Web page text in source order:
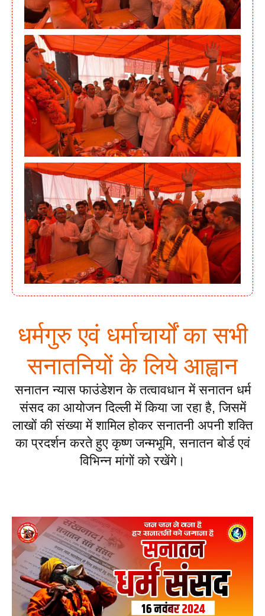
धर्मगुरु एवं धर्माचार्यों का सभी
सनातनियों के लिये आह्वान
सनातन न्यास फाउंडेशन के तत्वावधान में सनातन धर्म
संसद का आयोजन दिल्ली में किया जा रहा है, जिसमें
लाखों की संख्या में शामिल होकर सनातनी अपनी शक्ति
का प्रदर्शन करते हुए कृष्ण जन्मभूमि, सनातन बोर्ड एवं
विभिन्न मांगों को रखेंगे।